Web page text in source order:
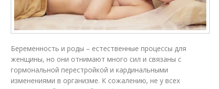
Беременность и роды – естественные процессы для
женщины, но они отнимают много сил и связаны с
гормональной перестройкой и кардинальными
изменениями в организме. К сожалению, не у всех